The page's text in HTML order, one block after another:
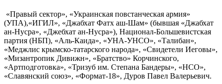
«Правый сектор», «Украинская повстанческая армия»
(УПА),«ИГИЛ», «Джабхат Фатх аш-Шам» (бывшая «Джабхат
ан-Нусра», «Джебхат ан-Нусра»), Национал-Большевистская
партия (НБП), «Аль-Каида», «УНА-УНСО», «Талибан»,
«Меджлис крымско-татарского народа», «Свидетели Иеговы»,
«Мизантропик Дивижн», «Братство» Корчинского,
«Артподготовка», «Тризуб им. Степана Бандеры», «НСО»,
«Славянский союз», «Формат-18», Дуров Павел Валерьевич.